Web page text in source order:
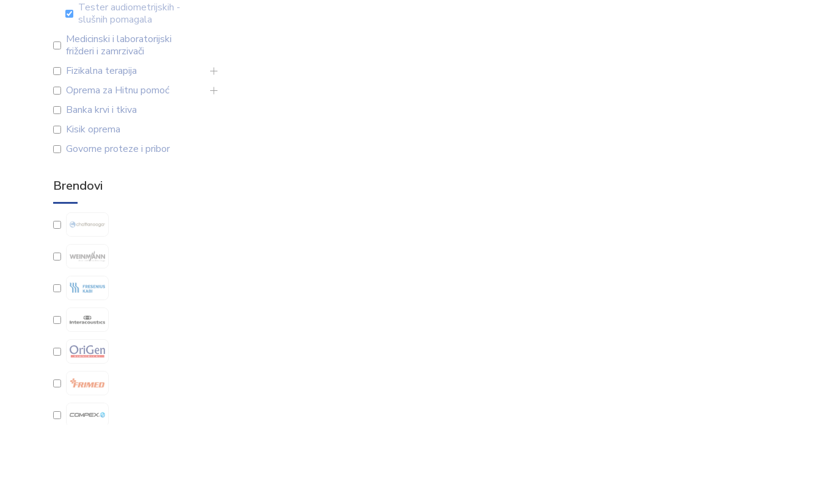
Tester audiometrijskih -
slušnih pomagala
Medicinski i laboratorijski
frižderi i zamrzivači
Fizikalna terapija
Oprema za Hitnu pomoć
Banka krvi i tkiva
Kisik oprema
Govorne proteze i pribor
Brendovi